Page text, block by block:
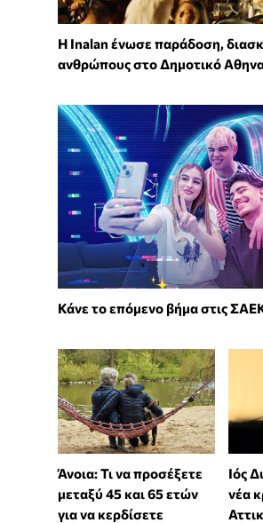
Η Inalan ένωσε παράδοση,
ανθρώπους στο Δημοτικό
Κάνε το επόμενο βήμα στις
Άνοια: Τι να προσέξετε
μεταξύ 45 και 65 ετών
για να κερδίσετε
Ιός
νέα